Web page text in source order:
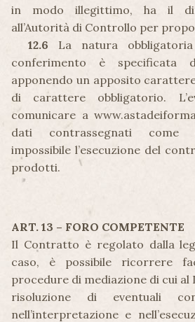
in modo illegittimo, ha il
all’Autorità di Controllo per
12.6 La natura
conferimento è
apponendo un apposito
di carattere obbligatorio.
comunicare a
dati contrassegnati come
impossibile l’esecuzione del
prodotti.
ART. 13 – FORO COMPETENTE
Il Contratto è regolato dalla
caso, è possibile ricorrere
procedure di mediazione di cui al
risoluzione di eventuali
nell’interpretazione e